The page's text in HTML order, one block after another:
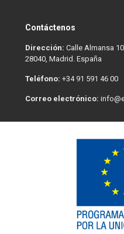
Contáctenos
Dirección: Calle Almansa
28040, Madrid. España
Teléfono: +34 91 591 46 00
Correo electrónico: